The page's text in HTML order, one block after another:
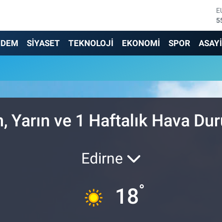
SİYASET TEKNOLOJİ EKONOMİ SPOR
Yarın ve 1 Haftalık Hava
Edirne
18°